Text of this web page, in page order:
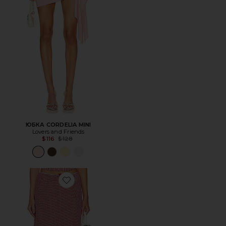
ЮБКА CORDELIA MINI
Lovers and Friends
$116
Previous price:
$128
Favorite ЮБКА PALOMA